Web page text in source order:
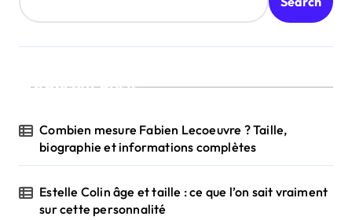
Recent Posts
Combien mesure Fabien Lecoeuvre ? Taille,
biographie et informations complètes
Estelle Colin âge et taille : ce que l’on sait vraiment
sur cette personnalité